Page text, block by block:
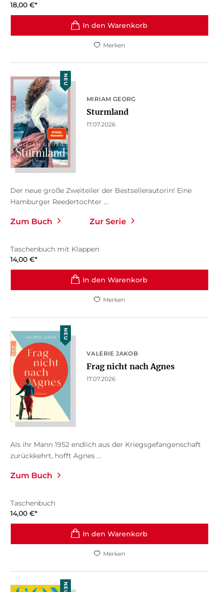
18,00 €*
In den Warenkorb
Merken
NEU
MIRIAM GEORG
Sturmland
17.07.2026
Der neue große Zweiteiler der Bestsellerautorin! Eine
Hamburger Reedertochter ...
Zum Buch Zur Serie
Taschenbuch mit Klappen
14,00 €*
In den Warenkorb
Merken
NEU
VALERIE JAKOB
Frag nicht nach Agnes
17.07.2026
Als ihr Mann 1952 endlich aus der Kriegsgefangenschaft
zurückkehrt, hofft Agnes ...
Zum Buch
Taschenbuch
14,00 €*
In den Warenkorb
Merken
NEU